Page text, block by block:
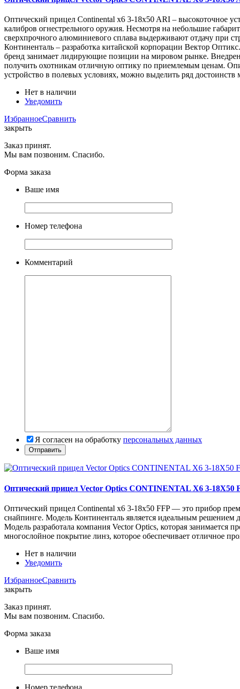
Оптический прицел Continental x6 3-18x50 ARI – высокоточное
калибров огнестрельного оружия. Несмотря на небольшие
сверхпрочного алюминиевого сплава выдерживают отдачу при
Континенталь – разработка китайской корпорации Вектор
бренд занимает лидирующие позиции на мировом рынке.
получить охотникам отличную оптику по приемлемым ценам.
устройство в полевых условиях, можно выделить ряд достоинств
Нет в наличии
Уведомить
ИзбранноеСравнить
закрыть
Заказ принят.
Мы вам позвоним. Спасибо.
Форма заказа
Ваше имя
Номер телефона
Комментарий
Я согласен на обработку персональных данных
Оптический прицел Vector Optics CONTINENTAL X6 3-18X50
Оптический прицел Continental x6 3-18x50 FFP — это прибор
снайпинге. Модель Континенталь является идеальным решением
Модель разработала компания Vector Optics, которая занимается
многослойное покрытие линз, которое обеспечивает отличное
Нет в наличии
Уведомить
ИзбранноеСравнить
закрыть
Заказ принят.
Мы вам позвоним. Спасибо.
Форма заказа
Ваше имя
Номер телефона